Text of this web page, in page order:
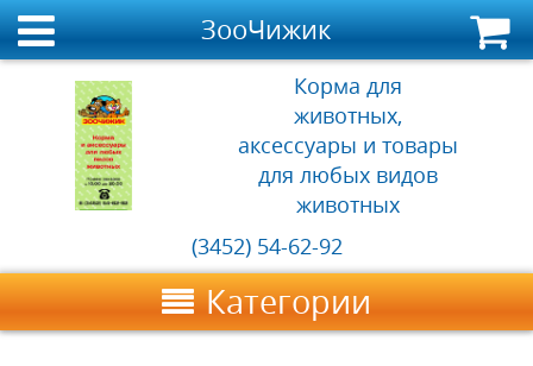
ЗооЧижик
Корма для
животных,
аксессуары и товары
для любых видов
животных
(3452) 54-62-92
Категории